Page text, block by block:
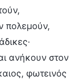
πολεμούν,
ανήκουν στον
φωτεινός